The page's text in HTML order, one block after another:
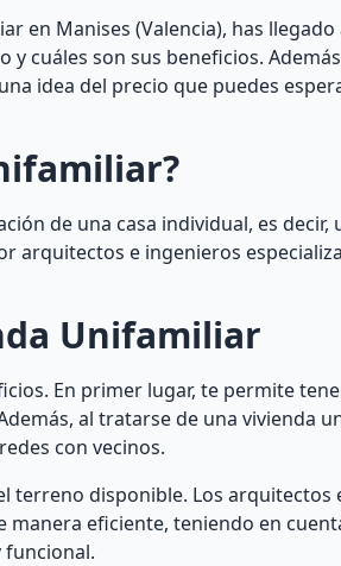
en Manises (Valencia), has
cuáles son sus beneficios.
idea del precio que puedes
de una casa individual, es decir,
arquitectos e ingenieros
Unifamiliar
En primer lugar, te permite
al tratarse de una vivienda
con vecinos.
terreno disponible. Los arquitectos
manera eficiente, teniendo en
funcional.